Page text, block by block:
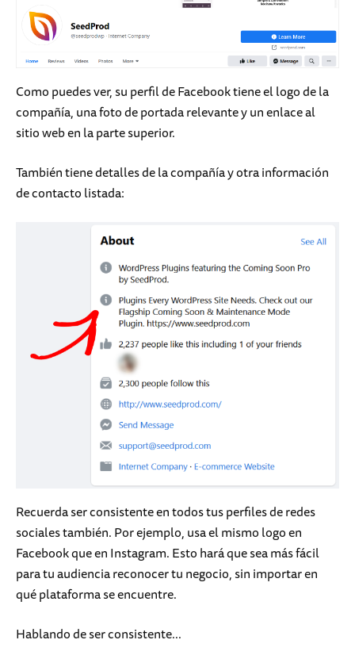
Como puedes ver, su perfil de Facebook tiene el logo de la
compañía, una foto de portada relevante y un enlace al
sitio web en la parte superior.
También tiene detalles de la compañía y otra información
de contacto listada:
Recuerda ser consistente en todos tus perfiles de redes
sociales también. Por ejemplo, usa el mismo logo en
Facebook que en Instagram. Esto hará que sea más fácil
para tu audiencia reconocer tu negocio, sin importar en
qué plataforma se encuentre.
Hablando de ser consistente...